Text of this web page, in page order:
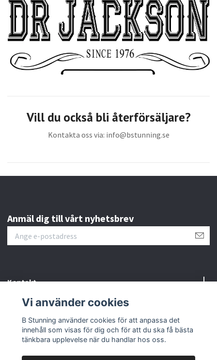
Vill du också bli återförsäljare?
Kontakta oss via: info@bstunning.se
Anmäl dig till vårt nyhetsbrev
Kontakt
Information
Sociala medier
Vi använder cookies
B Stunning använder cookies för att anpassa det
innehåll som visas för dig och för att du ska få bästa
tänkbara upplevelse när du handlar hos oss.